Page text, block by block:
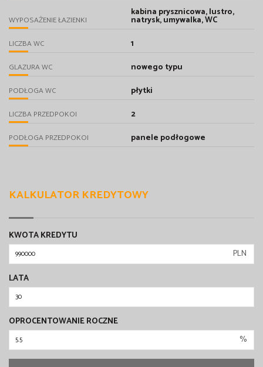
WYPOSAŻENIE ŁAZIENKI
kabina prysznicowa, lustro,
natrysk, umywalka, WC
LICZBA WC 1
GLAZURA WC nowego typu
PODŁOGA WC płytki
LICZBA PRZEDPOKOI 2
PODŁOGA PRZEDPOKOI panele podłogowe
KALKULATOR KREDYTOWY
KWOTA KREDYTU
PLN
LATA
OPROCENTOWANIE ROCZNE
%